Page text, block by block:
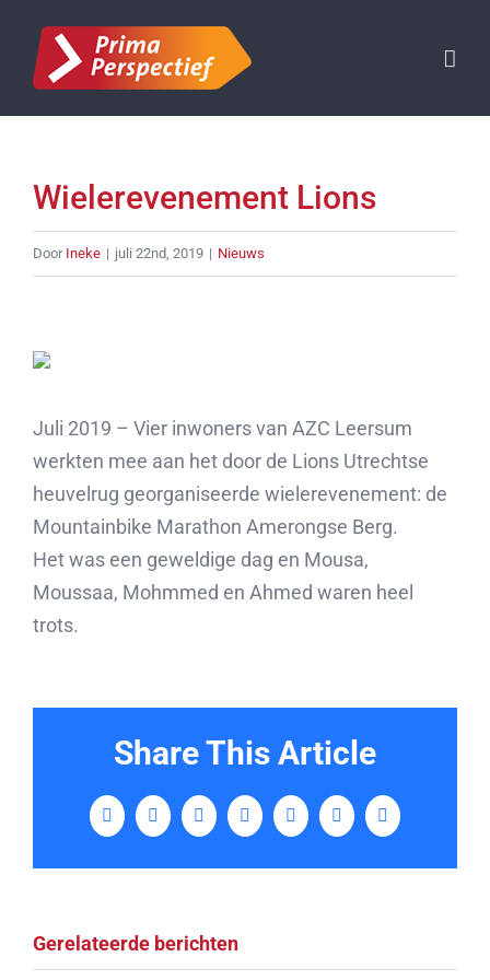
naar
inhoud
Wielerevenement Lions
Door Ineke | juli 22nd, 2019 | Nieuws
grotere
Juli 2019 – Vier inwoners van AZC Leersum
werkten mee aan het door de Lions Utrechtse
heuvelrug georganiseerde wielerevenement: de
Mountainbike Marathon Amerongse Berg.
Het was een geweldige dag en Mousa,
Moussaa, Mohmmed en Ahmed waren heel
trots.
Share This Article
FacebookTwitter LinkedInTumblr PinterestVk
E-
mail
Gerelateerde berichten